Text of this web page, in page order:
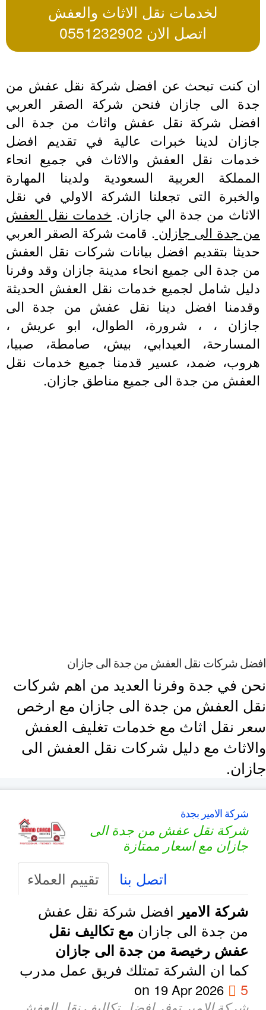
لخدمات نقل الاثاث والعفش
اتصل الان 0551232902
كنت تبحث عن افضل شركة نقل عفش من
الى جازان فنحن شركة الصقر العربي
شركة نقل عفش واثاث من جدة الى
لدينا خبرات عالية في تقديم افضل
نقل العفش والاثاث في جميع انحاء
العربية السعودية ولدينا المهارة
التى تجعلنا الشركة الاولي في نقل
من جدة الي جازان.خدمات نقل العفش
جدة الى جازان. قامت شركة الصقر العربي
بتقديم افضل بيانات شركات نقل العفش
جدة الى جميع انحاء مدينة جازان وقد وفرنا
شامل لجميع خدمات نقل العفش الحديثة
افضل دينا نقل عفش من جدة الى
، ، شرورة، الطوال، ابو عريش ،
العيدابي، بيش، صامطة، صبيا،
ضمد، عسير قدمنا جميع خدمات نقل
من جدة الى جميع مناطق جازان.
شركات نقل العفش من جدة الى جازان
في جدة وفرنا العديد من اهم شركات
العفش من جدة الى جازان مع ارخص
نقل اثاث مع خدمات تغليف العفش
مع دليل شركات نقل العفش الى
شركة الامير بجدة
شركة نقل عفش من جدة الى
جازان مع اسعار ممتازة
تقييم العملاء اتصل بنا
شركة الاميرافضل شركة نقل عفش
من جدة الى جازانمع تكاليف نقل
عفش رخيصة من جدة الى جازان
كما ان الشركة تمتلك فريق عمل مدرب
19 Apr 2026